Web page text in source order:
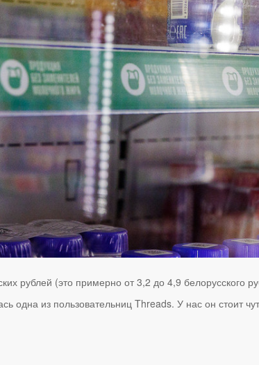
рублей (это примерно от 3,2 до 4,9 белорусского
одна из пользовательниц Threads. У нас он стоит